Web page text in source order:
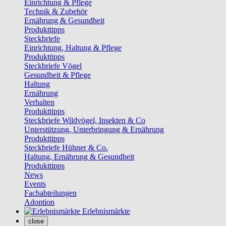
Einrichtung & Pflege
Technik & Zubehör
Ernährung & Gesundheit
Produkttipps
Steckbriefe
Einrichtung, Haltung & Pflege
Produkttipps
Steckbriefe Vögel
Gesundheit & Pflege
Haltung
Ernährung
Verhalten
Produkttipps
Steckbriefe Wildvögel, Insekten & Co
Unterstützung, Unterbringung & Ernährung
Produkttipps
Steckbriefe Hühner & Co.
Haltung, Ernährung & Gesundheit
Produkttipps
News
Events
Fachabteilungen
Adoption
Erlebnismärkte
close